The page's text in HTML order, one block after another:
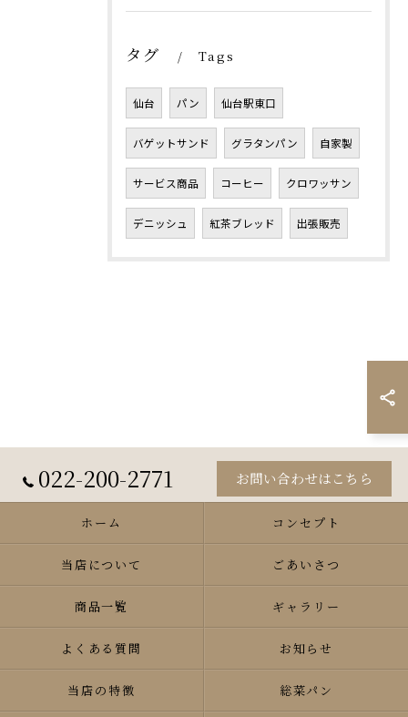
タグ Tags
仙台 パン 仙台駅東口
バゲットサンド グラタンパン 自家製
サービス商品 コーヒー クロワッサン
デニッシュ 紅茶ブレッド 出張販売
022-200-2771 お問い合わせはこちら
ホーム コンセプト
当店について ごあいさつ
商品一覧 ギャラリー
よくある質問 お知らせ
当店の特徴 総菜パン